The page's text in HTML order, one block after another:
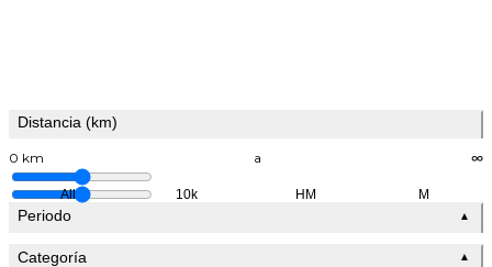
Distancia (km)
0 km a ∞
All 10k HM M
Periodo ▲
Categoría ▲